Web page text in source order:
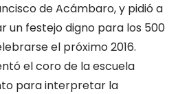
de Acámbaro, y pidió a
un festejo digno para los 500
el próximo 2016.
el coro de la escuela
para interpretar la